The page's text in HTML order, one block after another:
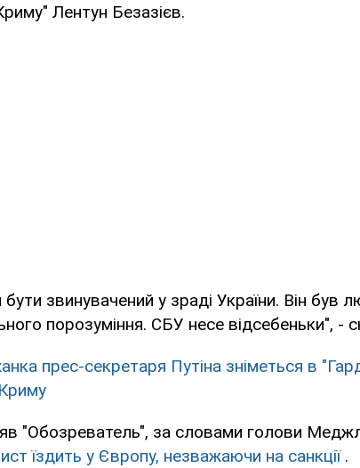
Лентун Безазієв.
звинувачений у зраді України. Він був
порозуміння. СБУ несе відсебеньки", -
прес-секретаря Путіна зніметься в
"Обозреватель", за словами голови
їздить у Європу, незважаючи на санкції.